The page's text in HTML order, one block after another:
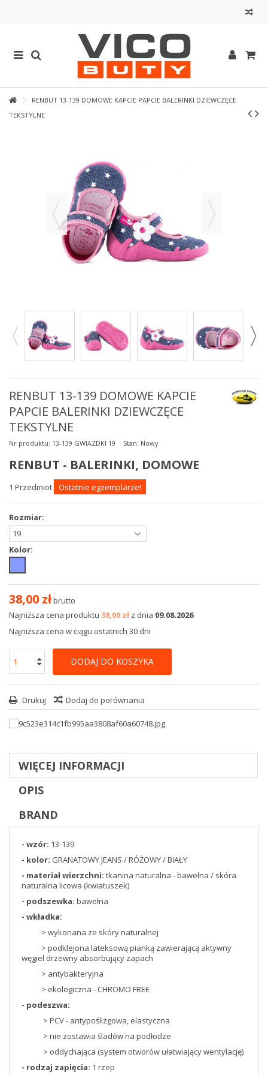
RENBUT 13-139 DOMOWE KAPCIE PAPCIE BALERINKI DZIEWCZĘCE
TEKSTYLNE
RENBUT 13-139 DOMOWE KAPCIE
PAPCIE BALERINKI DZIEWCZĘCE
TEKSTYLNE
Nr produktu: 13-139 GWIAZDKI 19 Stan: Nowy
RENBUT - BALERINKI, DOMOWE
1 Przedmiot Ostatnie egzemplarze!
Rozmiar:
Kolor:
38,00 złbrutto
Najniższa cena produktu 38,00 zł z dnia 09.08.2026
Najniższa cena w ciągu ostatnich 30 dni
DODAJ DO KOSZYKA
Drukuj Dodaj do porównania
WIĘCEJ INFORMACJI
OPIS
BRAND
- wzór: 13-139
- kolor: GRANATOWY JEANS / RÓŻOWY / BIAŁY
- materiał wierzchni: tkanina naturalna - bawełna / skóra
naturalna licowa (kwiatuszek)
- podszewka: bawełna
- wkładka:
> wykonana ze skóry naturalnej
> podklejona lateksową pianką zawierającą aktywny
węgiel drzewny absorbujący zapach
> antybakteryjna
> ekologiczna - CHROMO FREE
- podeszwa:
> PCV - antypoślizgowa, elastyczna
> nie zostawia śladów na podłodze
> oddychająca (system otworów ułatwiający wentylację)
- rodzaj zapięcia: 1 rzep